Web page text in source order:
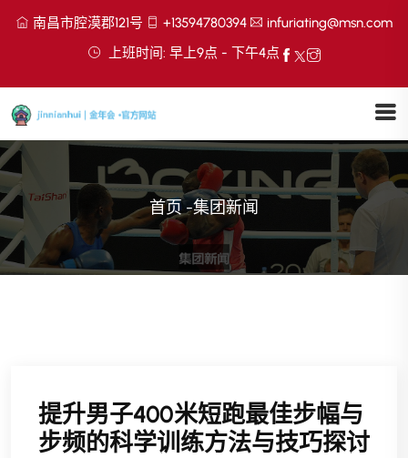
南昌市腔漠郡121号 +13594780394
infuriating@msn.com
上班时间: 早上9点 - 下午4点
首页 -集团新闻
提升男子400米短跑最佳步幅与
步频的科学训练方法与技巧探讨